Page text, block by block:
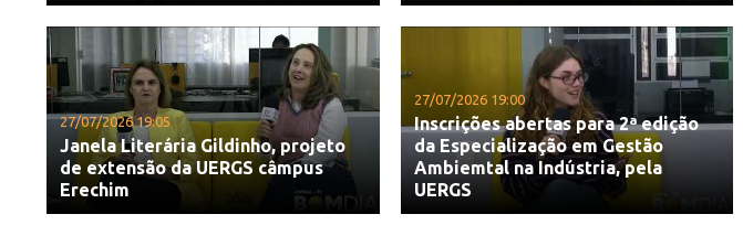
27/07/2026 19:05
Janela Literária Gildinho, projeto
de extensão da UERGS câmpus
Erechim
27/07/2026 19:00
Inscrições abertas para 2ª edição
da Especialização em Gestão
Ambiemtal na Indústria, pela
UERGS